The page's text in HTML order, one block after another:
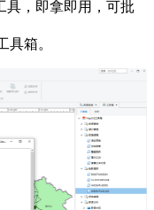
具，即拿即用，可批
具箱。